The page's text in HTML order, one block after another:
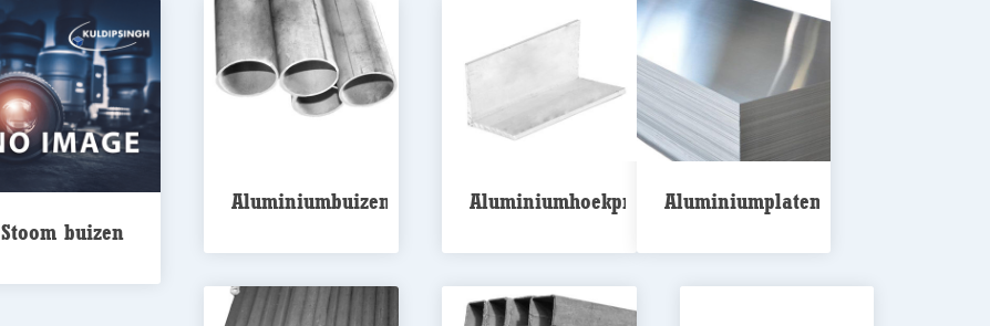
Stoom buizen
Aluminiumbuizen AluminiumhoekprofielenAluminiumplaten